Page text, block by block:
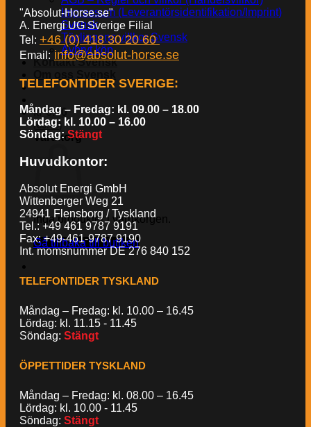
Impressum (Leverantörsidentifikation/Imprint)
Svensk
Tävlingens villkor Svensk
Avbryt köp
Kontakt Svensk
kr0.00
(€0.00)
Varukorg
Inga produkter i varukorgen.
Gå tillbaka till butiken
"Absolut-Horse.se"
A. Energi UG Sverige Filial
Tel: +46 (0) 418 30 20 60
Email: info@absolut-horse.se
TELEFONTIDER SVERIGE:
Måndag – Fredag: kl. 09.00 – 18.00
Lördag: kl. 10.00 – 16.00
Söndag:Stängt
Huvudkontor:
Absolut Energi GmbH
Wittenberger Weg 21
24941 Flensborg / Tyskland
Tel.: +49 461 9787 9191
Fax: +49-461-9787 9190
Int. momsnummer DE 276 840 152
TELEFONTIDER TYSKLAND
Måndag – Fredag: kl. 10.00 – 16.45
Lördag: kl. 11.15 - 11.45
Söndag: Stängt
ÖPPETTIDER TYSKLAND
Måndag – Fredag: kl. 08.00 – 16.45
Lördag: kl. 10.00 - 11.45
Söndag: Stängt